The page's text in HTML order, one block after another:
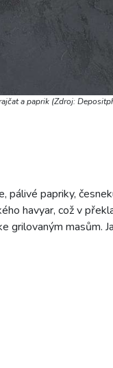
a paprik (Zdroj:
pálivé papriky,
havyar, což v
grilovaným masům.